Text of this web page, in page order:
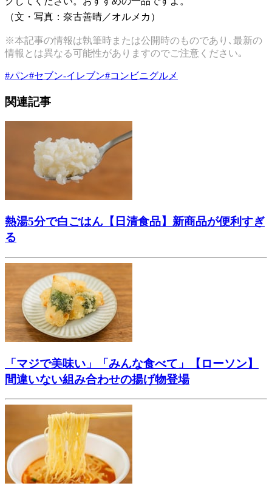
（文・写真：奈古善晴／オルメカ）
※本記事の情報は執筆時または公開時のものであり､最新の
情報とは異なる可能性がありますのでご注意ください｡
#パン#セブン-イレブン#コンビニグルメ
関連記事
熱湯5分で白ごはん【日清食品】新商品が便利すぎ
る
「マジで美味い」「みんな食べて」【ローソン】
間違いない組み合わせの揚げ物登場